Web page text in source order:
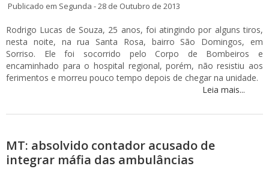
Publicado em Segunda - 28 de Outubro de 2013
Rodrigo Lucas de Souza, 25 anos, foi atingindo por alguns tiros,
nesta noite, na rua Santa Rosa, bairro São Domingos, em
Sorriso. Ele foi socorrido pelo Corpo de Bombeiros e
encaminhado para o hospital regional, porém, não resistiu aos
ferimentos e morreu pouco tempo depois de chegar na unidade.
Leia mais...
MT: absolvido contador acusado de
integrar máfia das ambulâncias